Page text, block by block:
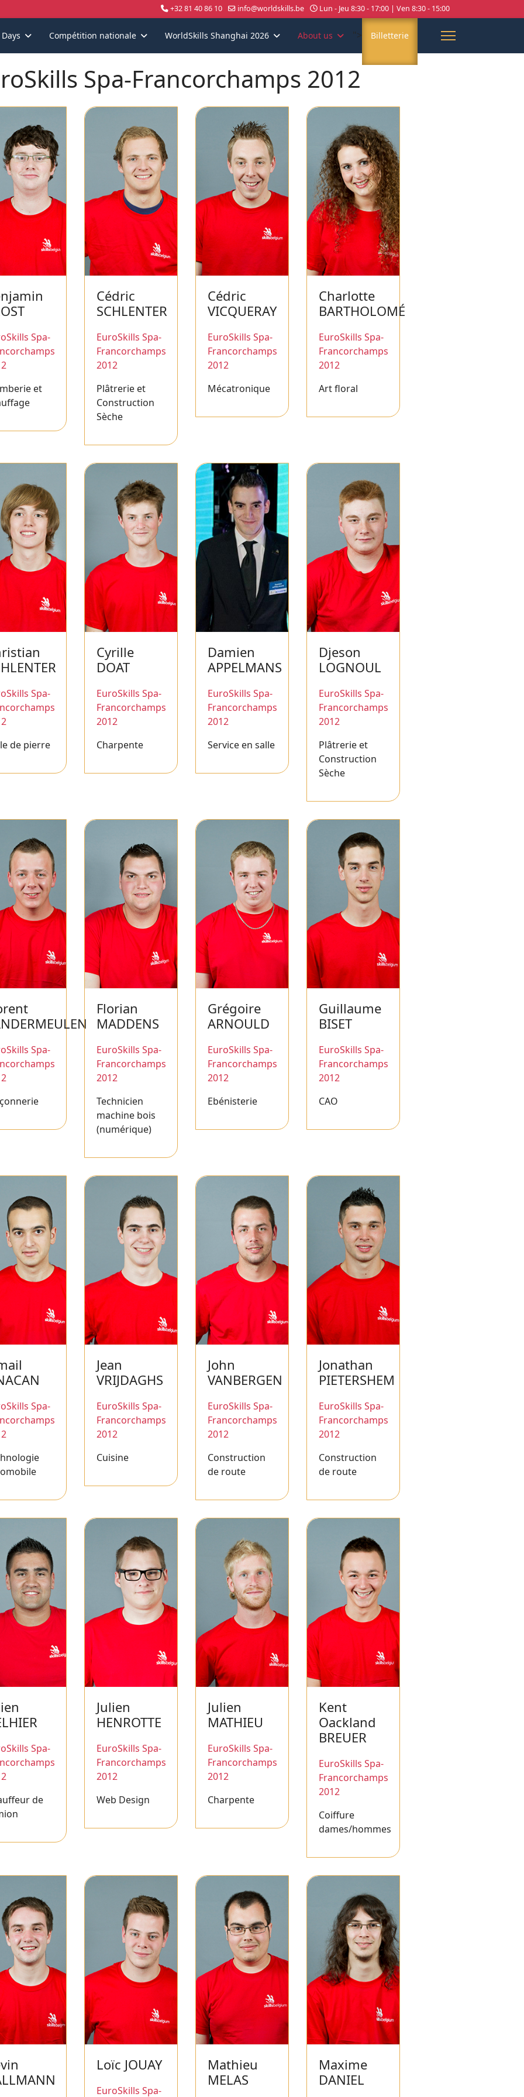
+32 81 40 86 10 info@worldskills.be Lun - Jeu 8:30 - 17:00 | Ven 8:30 - 15:00
Compétition nationale WorldSkills Shanghai 2026 About us "> Billetterie
Spa-Francorchamps 2012
Spa-
et
Cédric
SCHLENTER
EuroSkills Spa-
Francorchamps
2012
Plâtrerie et
Construction
Sèche
Cédric
VICQUERAY
EuroSkills Spa-
Francorchamps
2012
Mécatronique
Charlotte
BARTHOLOMÉ
EuroSkills Spa-
Francorchamps
2012
Art floral
Spa-
de pierre
Cyrille
DOAT
EuroSkills Spa-
Francorchamps
2012
Charpente
Damien
APPELMANS
EuroSkills Spa-
Francorchamps
2012
Service en salle
Djeson
LOGNOUL
EuroSkills Spa-
Francorchamps
2012
Plâtrerie et
Construction
Sèche
Spa-
Florian
MADDENS
EuroSkills Spa-
Francorchamps
2012
Technicien
machine bois
(numérique)
Grégoire
ARNOULD
EuroSkills Spa-
Francorchamps
2012
Ebénisterie
Guillaume
BISET
EuroSkills Spa-
Francorchamps
2012
CAO
Spa-
Jean
VRIJDAGHS
EuroSkills Spa-
Francorchamps
2012
Cuisine
John
VANBERGEN
EuroSkills Spa-
Francorchamps
2012
Construction
de route
Jonathan
PIETERSHEM
EuroSkills Spa-
Francorchamps
2012
Construction
de route
Spa-
de
Julien
HENROTTE
EuroSkills Spa-
Francorchamps
2012
Web Design
Julien
MATHIEU
EuroSkills Spa-
Francorchamps
2012
Charpente
Kent
Oackland
BREUER
EuroSkills Spa-
Francorchamps
2012
Coiffure
dames/hommes
Loïc JOUAY
EuroSkills Spa-
Mathieu
MELAS
Maxime
DANIEL